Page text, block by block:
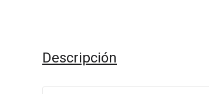
Descripción